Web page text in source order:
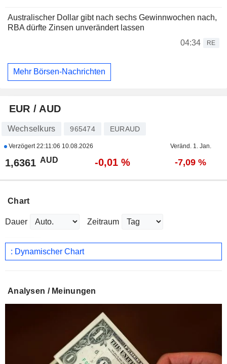
Australischer Dollar gibt nach sechs Gewinnwochen nach,
RBA dürfte Zinsen unverändert lassen
04:34
RE
Mehr Börsen-Nachrichten
EUR / AUD
Wechselkurs 965474 EURAUD
Verzögert22:11:06 10.08.2026 Veränd. 1. Jan.
1,6361 AUD -0,01 % -7,09 %
Chart
Dauer Zeitraum
: Dynamischer Chart
Analysen / Meinungen